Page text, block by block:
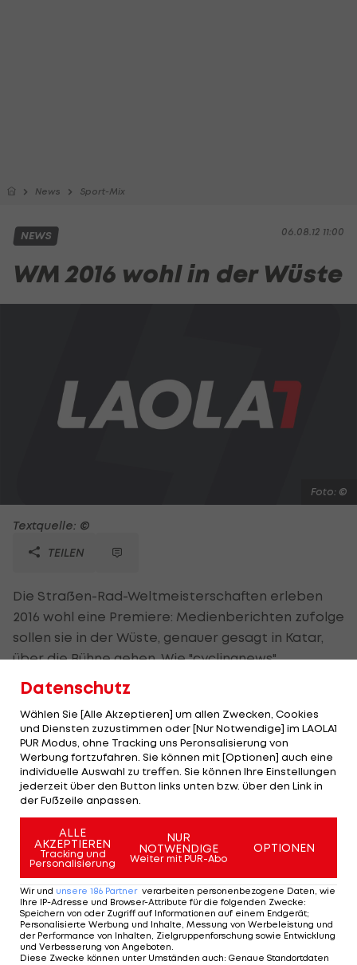
News Sport-Mix
06.08.12 11:00
NEWS
WM 2016 wohl in der Wüste
Foto: ©
Textquelle: ©
TEILEN
Die Straßen-Rad-Weltmeisterschaften erleben
2016 wohl eine Premiere: Medienberichten zufolge
sollen sie in der Wüste, genauer gesagt in Katar,
über die Bühne gehen. Wie "cyclingnews"
vermeldet, ist das Emirat der letzte verbliebene
Kandidat um die Ausrichtung der Welttitelkämfe.
Eine endgültige Entscheidung fällt im Rahmen der
diesjährigen WM im September in Limburg
(Niederlande). 2013 wird in Florenz um Medaillen
gekämpft, ehe 2014 Ponferrada (Spanien) bzw.
2015 Richmond (USA) zum Zug kommen.
Mehr zum Thema
Datenschutz
Wählen Sie [Alle Akzeptieren] um allen Zwecken, Cookies
und Diensten zuzustimmen oder [Nur Notwendige] im LAOLA1
PUR Modus, ohne Tracking uns Peronsalisierung von
Werbung fortzufahren. Sie können mit [Optionen] auch eine
individuelle Auswahl zu treffen. Sie können Ihre Einstellungen
jederzeit über den Button links unten bzw. über den Link in
der Fußzeile anpassen.
ALLE
AKZEPTIEREN
Tracking und
Personalisierung
NUR
NOTWENDIGE
Weiter mit PUR-Abo
OPTIONEN
Wir und unsere 186 Partner verarbeiten personenbezogene Daten, wie
Ihre IP-Adresse und Browser-Attribute für die folgenden Zwecke:
Speichern von oder Zugriff auf Informationen auf einem Endgerät;
Personalisierte Werbung und Inhalte, Messung von Werbeleistung und
der Performance von Inhalten, Zielgruppenforschung sowie Entwicklung
und Verbesserung von Angeboten.
Diese Zwecke können unter Umständen auch: Genaue Standortdaten